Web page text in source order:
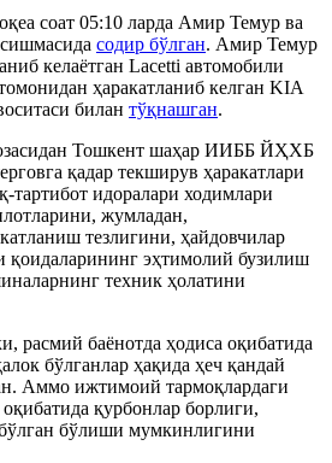
соат 05:10 ларда Амир Темур ва
содир бўлган. Амир Темур
келаётган Lacetti автомобили
ҳаракатланиб келган KIA
билан тўқнашган.
Тошкент шаҳар ИИББ ЙҲХБ
қадар текширув ҳаракатлари
тартибот идоралари ходимлари
жумладан,
тезлигини, ҳайдовчилар
қоидаларининг эҳтимолий бузилиш
техник ҳолатини
расмий баёнотда ҳодиса оқибатида
бўлганлар ҳақида ҳеч қандай
Аммо ижтимоий тармоқлардаги
қурбонлар борлиги,
бўлиши мумкинлигини